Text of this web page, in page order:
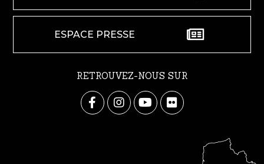
ESPACE PRESSE
RETROUVEZ-NOUS SUR